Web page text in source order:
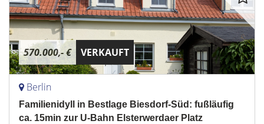
570.000,- € VERKAUFT
Berlin
Familienidyll in Bestlage Biesdorf-Süd: fußläufig
ca. 15min zur U-Bahn Elsterwerdaer Platz